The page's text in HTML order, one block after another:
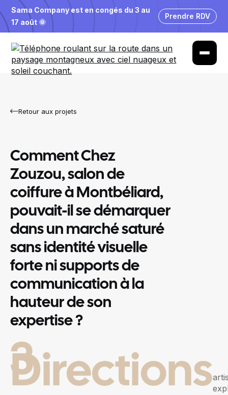
Sama Company est en congés du 3 au
17 août 🌞
Prendre RDV
Retour aux projets
Comment Chez
Zouzou, salon de
coiffure à Montbéliard,
pouvait-il se démarquer
dans un marché saturé
sans identité visuelle
forte ni supports de
communication à la
hauteur de son
expertise ?
3
Directions